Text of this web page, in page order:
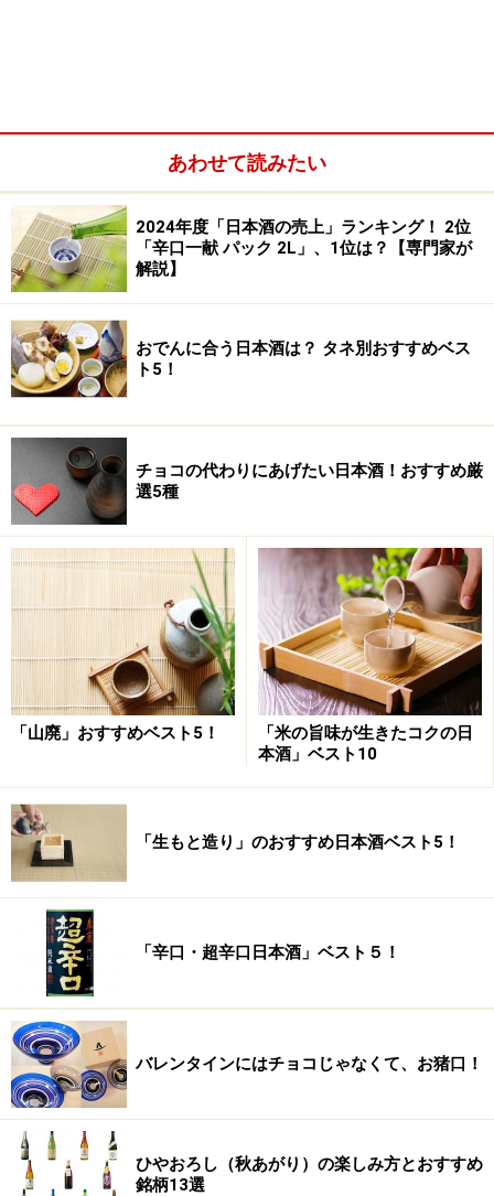
マリネ。プチトマトが甘いので「辛口」が生きる組み合
わせ。ミントの風味とにごり酒のフルーティーさが実に
心地いい。微発泡しているのでさわやかな口当たりもよ
く合う。本来冬にしか飲めない生のにごり酒だが、摂氏
０度の蔵元専用冷蔵庫で長期保存したものを出してくだ
さった。贅沢。
爽快さと原酒の力強さを同時に楽しめるこの「辛口にご
り酒」は11月予約の限定販売。今年の秋は要チェック
だ。
＜２＞ 焼き茄子とサーモンマリネの冷製 温泉
卵添え ＋＋＋ 『生もと 大吟醸 水乃記憶』
焼き茄子とサーモン
『生もと 水乃記憶』
これは料理もお酒もどちらもあっさり系の印象。お酒は
『生もと』だがかなりソフトな仕上がりの生もとなの
で、茄子とサーモンのみずみずしさに合う。卵にコクが
あるので、全体もうすこしがつんと塩をきかせると、よ
りお酒が進みそうな感じがするのだが、うう～ん、これ
は酒飲み頭に凝り固まっているからでしょうかね～。
『水乃記憶』というネーミングは、創業から300年のす
べてを見てきた澤乃井の「水」に敬意を払ってつけられ
たのだとか。澤乃井らしい洗練された大吟醸の風味を楽
しめる。使用米は特Ａの山田錦を３５％精米。
※記事内容は執筆時点のものです。最新の内容をご確認くださ
い。
※メニューや料金などのデータは、取材時または記事公開時点で
の内容です。
あわせて読みたい
2024年度「日本酒の売上」ランキング！ 2位
「辛口一献 パック 2L」、1位は？【専門家が
解説】
おでんに合う日本酒は？ タネ別おすすめベス
ト5！
チョコの代わりにあげたい日本酒！おすすめ厳
選5種
「山廃」おすすめベスト5！
「米の旨味が生きたコクの日
本酒」ベスト10
「生もと造り」のおすすめ日本酒ベスト5！
「辛口・超辛口日本酒」ベスト５！
バレンタインにはチョコじゃなくて、お猪口！
ひやおろし（秋あがり）の楽しみ方とおすすめ
銘柄13選